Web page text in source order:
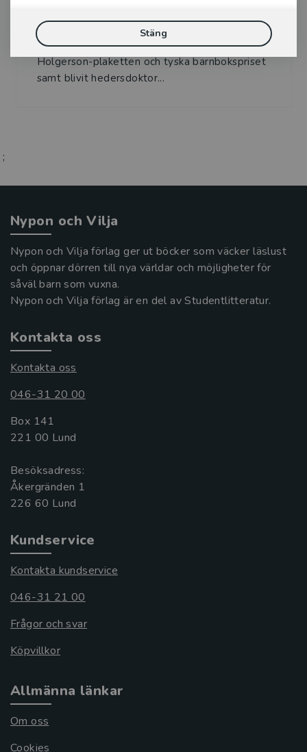
Stäng
Hans Peterson (1922-2022) var nestor i
genren lättläst. Han har mottagit Nils
Holgerson-plaketten och tyska barnbokspriset
samt blivit hedersdoktor...
;
Nypon och Vilja
Nypon och Vilja förlag ger ut böcker som väcker läslust
och öppnar dörren till nya världar och möjligheter för
såväl barn som vuxna.
Nypon och Vilja förlag är en del av Studentlitteratur.
Kontakta oss
Kontakta oss
046-31 20 00
Box 141
221 00 Lund
Besöksadress:
Åkergränden 1
Kundservice
Kontakta kundservice
046-31 21 00
Frågor och svar
Köpvillkor
Allmänna länkar
Om oss
Cookies